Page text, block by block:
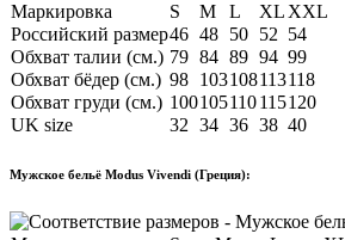
Маркировка S M L XL XXL
Российский размер46 48 50 52 54
Обхват талии (см.) 79 84 89 94 99
Обхват бёдер (см.) 98 103108113118
Обхват груди (см.) 100105110115120
UK size
32 34 36 38 40
Мужское бельё Modus Vivendi (Греция):